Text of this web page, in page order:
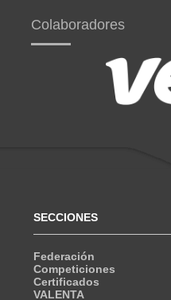
Colaboradores
SECCIONES
Federación
Competiciones
Certificados
VALENTA